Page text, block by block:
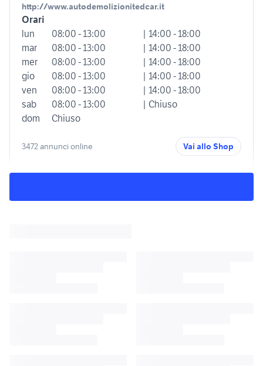
http://www.autodemolizionitedcar.it
Orari
lun
08:00 - 13:00
| 14:00 - 18:00
mar
08:00 - 13:00
| 14:00 - 18:00
mer
08:00 - 13:00
| 14:00 - 18:00
gio
08:00 - 13:00
| 14:00 - 18:00
ven
08:00 - 13:00
| 14:00 - 18:00
sab
08:00 - 13:00
| Chiuso
dom
Chiuso
3472 annunci online Vai allo Shop